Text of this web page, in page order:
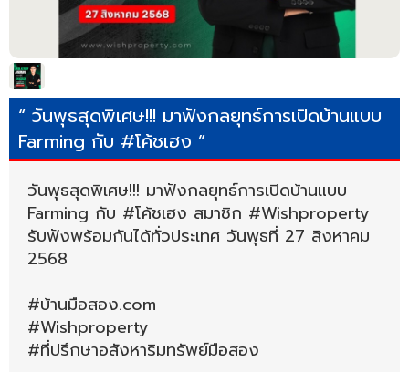
“ วันพุธสุดพิเศษ!!! มาฟังกลยุทธ์การเปิดบ้านแบบ
Farming กับ #โค้ชเฮง ”
วันพุธสุดพิเศษ!!! มาฟังกลยุทธ์การเปิดบ้านแบบ
Farming กับ #โค้ชเฮง สมาชิก #Wishproperty
รับฟังพร้อมกันได้ทั่วประเทศ วันพุธที่ 27 สิงหาคม
2568
#บ้านมือสอง.com
#Wishproperty
#ที่ปรึกษาอสังหาริมทรัพย์มือสอง